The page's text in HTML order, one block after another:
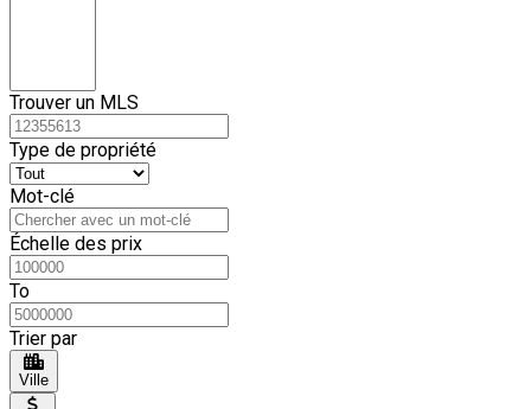
Trouver un MLS
Type de propriété
Mot-clé
Échelle des prix
To
Trier par
Ville